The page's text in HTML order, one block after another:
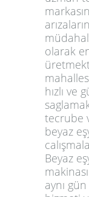
olarak
hızlı ve
tecrube
beyaz
Beyaz
aynı